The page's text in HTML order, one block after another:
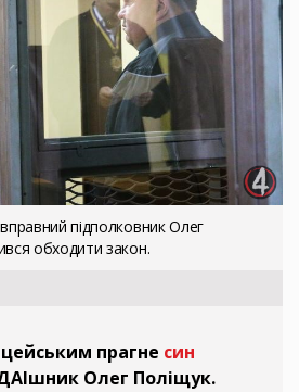
підполковник Олег
обходити закон.
прагне син
Олег Поліщук.